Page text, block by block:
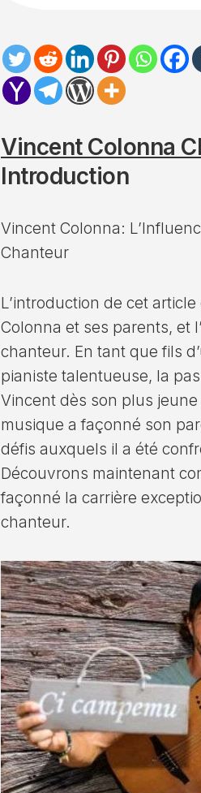
Vincent Colonna
Introduction
Vincent Colonna:
Chanteur
L’introduction de cet
Colonna et ses parents, et
chanteur. En tant que fils
pianiste talentueuse, la
Vincent dès son plus
musique a façonné son
défis auxquels il a été
Découvrons maintenant
façonné la carrière
chanteur.